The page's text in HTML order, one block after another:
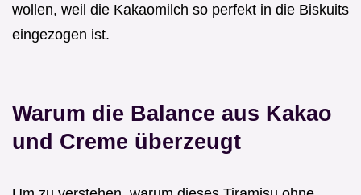
wollen, weil die Kakaomilch so perfekt in die Biskuits
eingezogen ist.
Warum die Balance aus Kakao
und Creme überzeugt